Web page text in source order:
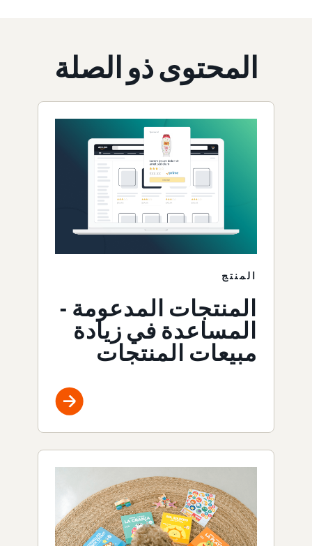
المحتوى ذو الصلة
المنتج
المنتجات المدعومة -
المساعدة في زيادة
مبيعات المنتجات